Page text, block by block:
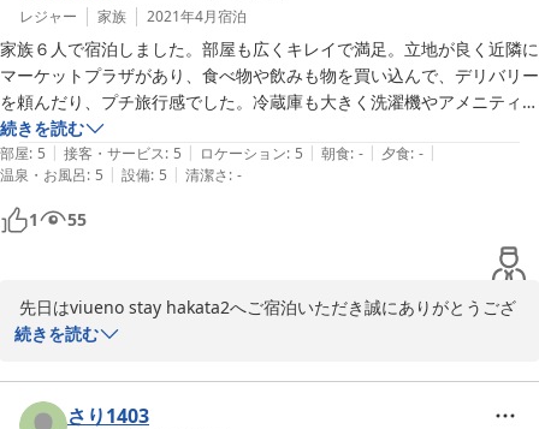
2021-09-16
レジャー 家族 2021年4月宿泊
家族６人で宿泊しました。部屋も広くキレイで満足。立地が良く近隣に
マーケットプラザがあり、食べ物や飲みも物を買い込んで、デリバリー
を頼んだり、プチ旅行感でした。冷蔵庫も大きく洗濯機やアメニティも
充実。プチ旅行や飲み会なども良いし、マンスリーのように数日間使用
するのも良いなと思いました。
続きを読む
部屋: 5 | 接客・サービス: 5 | ロケーション: 5 | 朝食: - | 夕食: - |
温泉・お風呂: 5 | 設備: 5 | 清潔さ: -
1 55
先日はviueno stay hakata2へご宿泊いただき誠にありがとうござ
いました。
頂戴しとてもうれしく思います。
再度福岡へお越しの際には是非お立ち寄りくださいませ。
続きを読む
さり1403